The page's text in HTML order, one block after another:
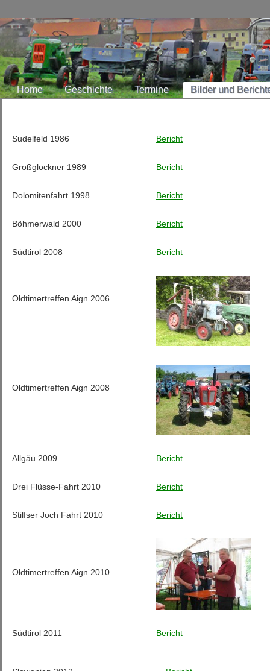
Home Geschichte Termine Bilder und
Sudelfeld 1986 Bericht
Großglockner 1989 Bericht
Dolomitenfahrt 1998 Bericht
Böhmerwald 2000 Bericht
Südtirol 2008 Bericht
Oldtimertreffen Aign 2006
Oldtimertreffen Aign 2008
Allgäu 2009 Bericht
Drei Flüsse-Fahrt 2010 Bericht
Stilfser Joch Fahrt 2010 Bericht
Oldtimertreffen Aign 2010
Südtirol 2011 Bericht